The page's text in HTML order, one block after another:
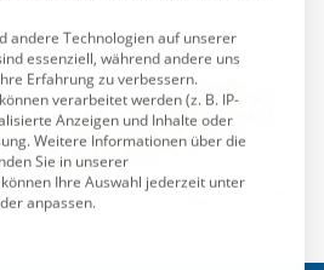
andere Technologien auf unserer
essenziell, während andere uns
Erfahrung zu verbessern.
verarbeitet werden (z. B. IP-
Anzeigen und Inhalte oder
Weitere Informationen über die
Sie in unserer
Ihre Auswahl jederzeit unter
anpassen.